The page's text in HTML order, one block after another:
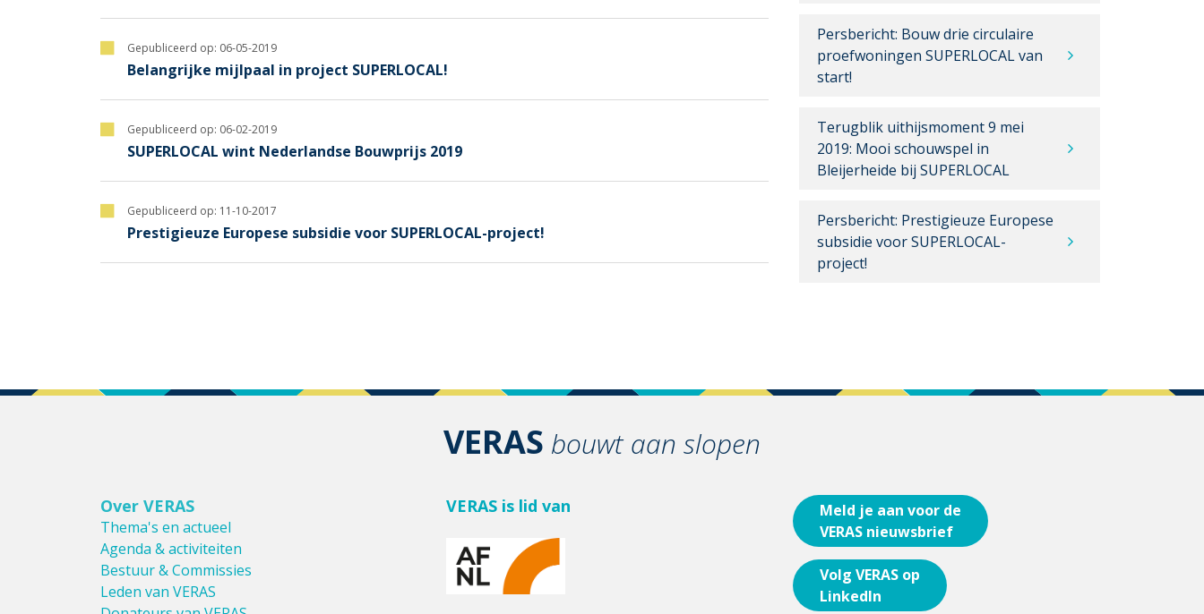
Gepubliceerd op: 06-05-2019
Belangrijke mijlpaal in project SUPERLOCAL!
Gepubliceerd op: 06-02-2019
SUPERLOCAL wint Nederlandse Bouwprijs 2019
Gepubliceerd op: 11-10-2017
Prestigieuze Europese subsidie voor SUPERLOCAL-project!
Persbericht: Bouw drie circulaire
proefwoningen SUPERLOCAL van
start!
Terugblik uithijsmoment 9 mei
2019: Mooi schouwspel in
Bleijerheide bij SUPERLOCAL
Persbericht: Prestigieuze Europese
subsidie voor SUPERLOCAL-
project!
VERAS bouwt aan slopen
Over VERAS
Thema's en actueel
Agenda & activiteiten
Bestuur & Commissies
Leden van VERAS
VERAS is lid van
Meld je aan voor de
VERAS nieuwsbrief
Volg VERAS op
LinkedIn